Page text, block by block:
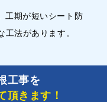
工期が短いシート防
法があります。
工事を
頂きます！